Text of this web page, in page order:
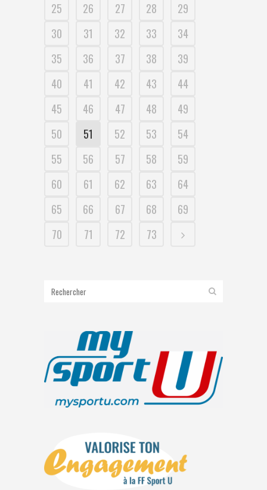
25
26 27 28
29
30
31 32 33
34
35
36 37 38
39
40
41 42 43
44
45
46 47 48
49
50
51 52 53
54
55
56 57 58
59
60
61 62 63
64
65
66 67 68
69
70
71 72 73